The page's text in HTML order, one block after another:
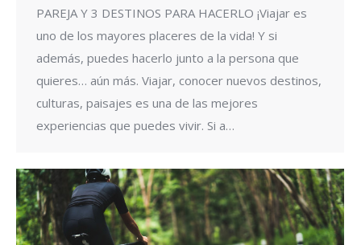
PAREJA Y 3 DESTINOS PARA HACERLO ¡Viajar es
uno de los mayores placeres de la vida! Y si
además, puedes hacerlo junto a la persona que
quieres… aún más. Viajar, conocer nuevos destinos,
culturas, paisajes es una de las mejores
experiencias que puedes vivir. Si a…